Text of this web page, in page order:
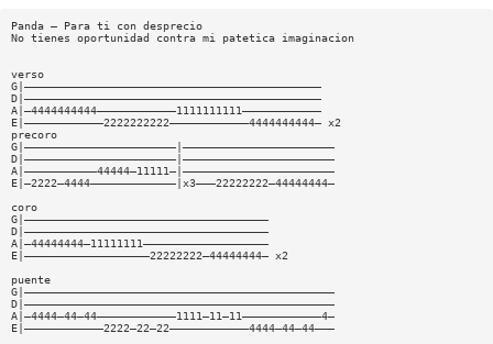
Panda — Para ti con desprecio
No tienes oportunidad contra mi patetica imaginacion
verso
G|—————————————————————————————————————————————
D|—————————————————————————————————————————————
A|—4444444444————————————1111111111————————————
E|————————————2222222222————————————4444444444— x2
precoro
G|———————————————————————|———————————————————————
D|———————————————————————|———————————————————————
A|———————————44444—11111—|———————————————————————
E|—2222—4444—————————————|x3———22222222—44444444—
coro
G|—————————————————————————————————————
D|—————————————————————————————————————
A|—44444444—11111111———————————————————
E|———————————————————22222222—44444444— x2
puente
G|———————————————————————————————————————————————
D|———————————————————————————————————————————————
A|—4444—44—44————————————1111—11—11————————————4—
E|————————————2222—22—22————————————4444—44—44———